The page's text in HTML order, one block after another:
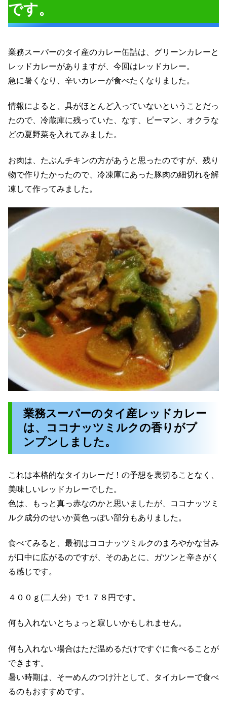
です。
業務スーパーのタイ産のカレー缶詰は、グリーンカレーと
レッドカレーがありますが、今回はレッドカレー。
急に暑くなり、辛いカレーが食べたくなりました。
情報によると、具がほとんど入っていないということだっ
たので、冷蔵庫に残っていた、なす、ピーマン、オクラな
どの夏野菜を入れてみました。
お肉は、たぶんチキンの方があうと思ったのですが、残り
物で作りたかったので、冷凍庫にあった豚肉の細切れを解
凍して作ってみました。
業務スーパーのタイ産レッドカレー
は、ココナッツミルクの香りがプ
ンプンしました。
これは本格的なタイカレーだ！の予想を裏切ることなく、
美味しいレッドカレーでした。
色は、もっと真っ赤なのかと思いましたが、ココナッツミ
ルク成分のせいか黄色っぽい部分もありました。
食べてみると、最初はココナッツミルクのまろやかな甘み
が口中に広がるのですが、そのあとに、ガツンと辛さがく
る感じです。
４００ｇ(二人分）で１７８円です。
何も入れないとちょっと寂しいかもしれません。
何も入れない場合はただ温めるだけですぐに食べることが
できます。
暑い時期は、そーめんのつけ汁として、タイカレーで食べ
るのもおすすめです。